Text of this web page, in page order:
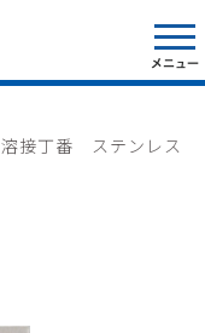
溶接丁番 ステンレス